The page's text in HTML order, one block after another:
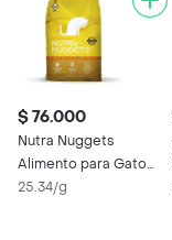
$ 76.000
Nutra Nuggets
Alimento para Gato
Mantenimiento
25.34/g